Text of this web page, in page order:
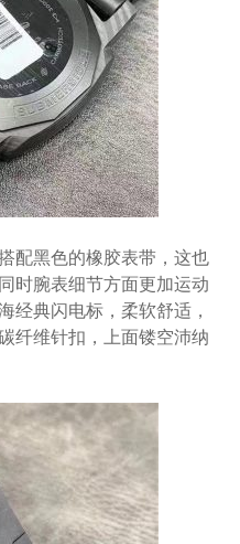
配黑色的橡胶表带，这也
时腕表细节方面更加运动
经典闪电标，柔软舒适，
纤维针扣，上面镂空沛纳